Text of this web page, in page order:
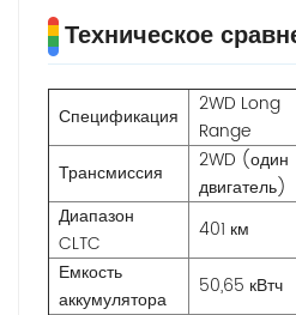
Техническое
Спецификация
2WD Long
Range
Трансмиссия
2WD (один
двигатель)
Диапазон
CLTC
401 км
Емкость
аккумулятора
50,65 кВтч